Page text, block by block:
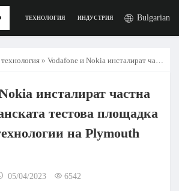
ТЕХНОЛОГИЯ ИНДУСТРИЯ РАБОТАBulgarian
технология » Vodafone и Nokia инсталират частна 5G на британската тестова площадка за морски технологии на Plymouth Sound
инсталират частна
тестова площадка
на Plymouth
05/04/2023 6542